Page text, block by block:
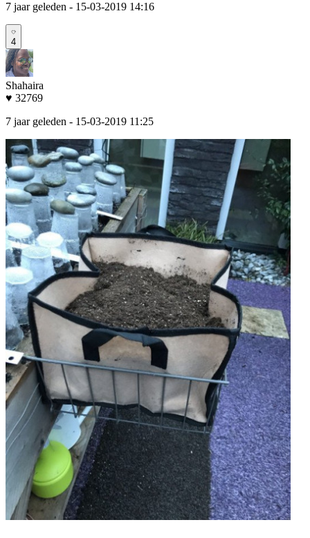
7 jaar geleden - 15-03-2019 14:16
4
Shahaira
♥ 32769
7 jaar geleden - 15-03-2019 11:25